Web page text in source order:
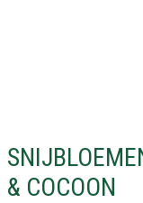
& COCOON